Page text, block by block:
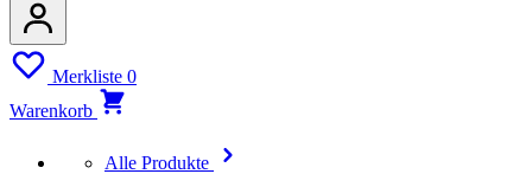
Merkliste 0
Warenkorb
Alle Produkte